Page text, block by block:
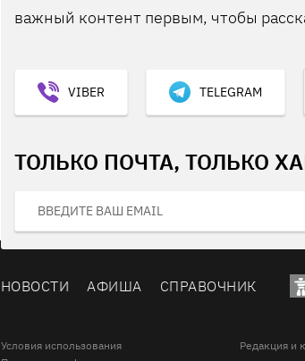
важный контент первым, чтобы
VIBER TELEGRAM
ТОЛЬКО ПОЧТА, ТОЛЬКО
НОВОСТИ АФИША СПРАВОЧНИК
Условия использования Редакция и